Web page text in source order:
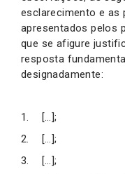
esclarecimento e as
apresentados pelos
que se afigure
resposta
designadamente:
[…];
[…];
[…];